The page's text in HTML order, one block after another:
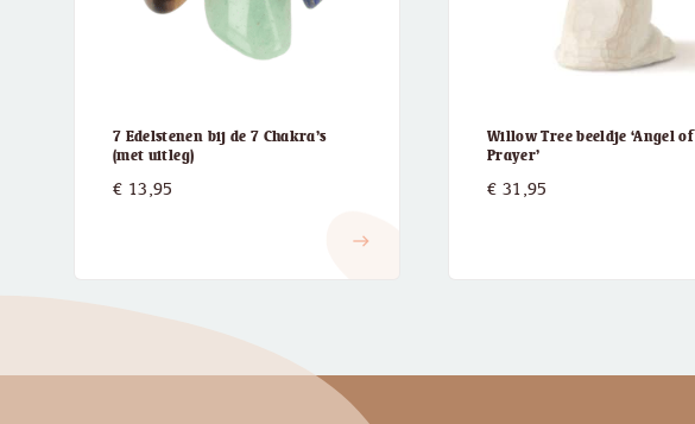
7 Edelstenen bij de 7 Chakra’s
(met uitleg)
€ 13,95
east
Willow Tree beeldje ‘Angel of
Prayer’
€ 31,95